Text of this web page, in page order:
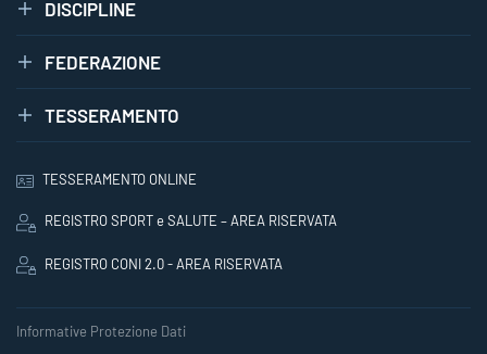
DISCIPLINE
FEDERAZIONE
TESSERAMENTO
TESSERAMENTO ONLINE
REGISTRO SPORT e SALUTE – AREA RISERVATA
REGISTRO CONI 2.0 - AREA RISERVATA
Informative Protezione Dati